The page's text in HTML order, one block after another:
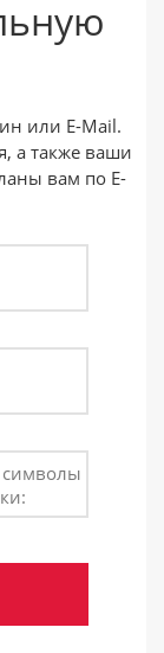
на этом
или E-Mail.
а также ваши
вам по E-
символы